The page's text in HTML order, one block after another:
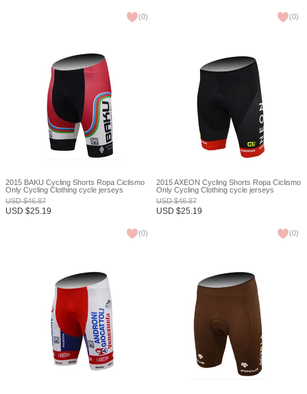
(0) (0)
2015 BAKU Cycling Shorts Ropa Ciclismo
Only Cycling Clothing cycle jerseys
Ciclismo bicicletas maillot ciclismo XXS
USD$46.87
USD $25.19
(0)
2015 AXEON Cycling Shorts Ropa Ciclismo
Only Cycling Clothing cycle jerseys
Ciclismo bicicletas maillot ciclismo XXS
USD$46.87
USD $25.19
(0)